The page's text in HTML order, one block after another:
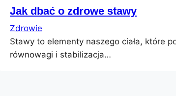
Jak dbać o zdrowe stawy
Zdrowie
Stawy to elementy naszego ciała, które
równowagi i stabilizacja…